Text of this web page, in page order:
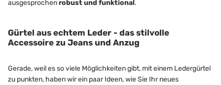
ausgesprochenrobust und funktional.
Gürtel aus echtem Leder - das stilvolle
Accessoire zu Jeans und Anzug
Gerade, weil es so viele Möglichkeiten gibt, mit einem Ledergürtel
zu punkten, haben wir ein paar Ideen, wie Sie Ihr neues